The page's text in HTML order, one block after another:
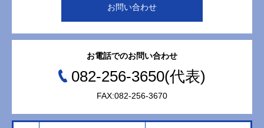
お問い合わせ
お電話でのお問い合わせ
082-256-3650(代表)
FAX:082-256-3670